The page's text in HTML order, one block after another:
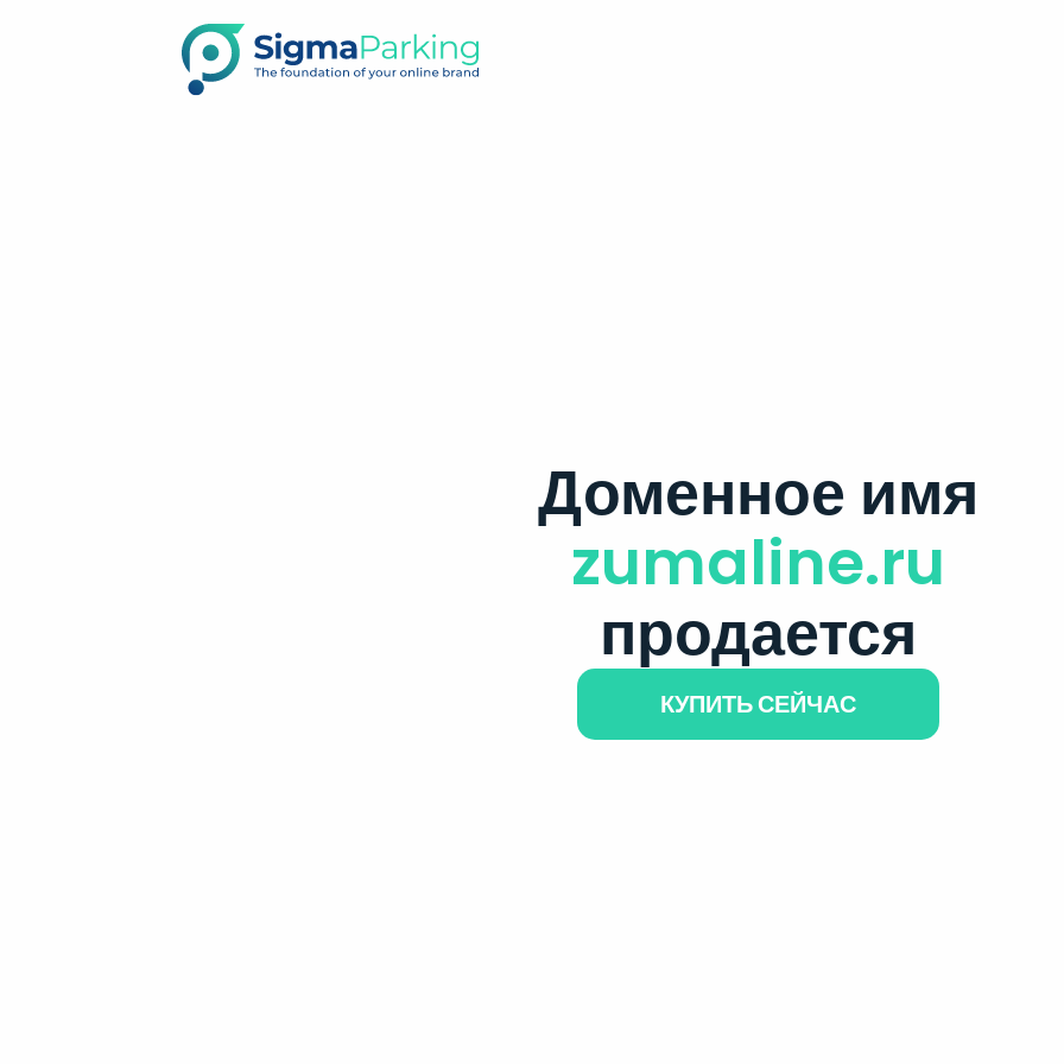
Доменное имя
zumaline.ru
продается
КУПИТЬ СЕЙЧАС